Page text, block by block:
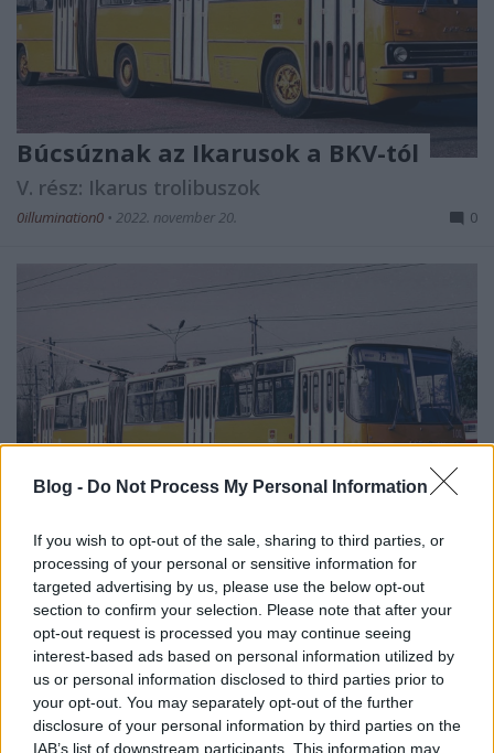
Blog - Do Not Process My Personal Information
If you wish to opt-out of the sale, sharing to third parties, or
processing of your personal or sensitive information for
targeted advertising by us, please use the below opt-out
section to confirm your selection. Please note that after your
opt-out request is processed you may continue seeing
interest-based ads based on personal information utilized by
us or personal information disclosed to third parties prior to
your opt-out. You may separately opt-out of the further
disclosure of your personal information by third parties on the
IAB’s list of downstream participants. This information may
Búcsúznak az Ikarusok a BKV-tól
V. rész: Ikarus trolibuszok
0illumination0 • 2022. november 20. 0
Megtörtént, aminek már rég meg kellett volna
történnie, ma, azaz 2022. november 20-án
elbúcsúztak a BKV-tól a magaspadlós dízel Ikarusok.
A ...